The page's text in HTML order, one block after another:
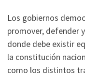
Los gobiernos
promover, defender
donde debe existir
la constitución
como los distintos